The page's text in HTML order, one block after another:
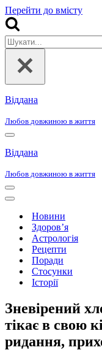
Перейти до вмісту
Шукати...
Віддана
Любов довжиною в життя
Меню
навігації
Віддана
Любов довжиною в життя
Меню
навігації
Меню
навігаціїНовини
Здоров’я
Астрологія
Рецепти
Поради
Стосунки
Історії
Зневірений
тікає в свою
ридання,